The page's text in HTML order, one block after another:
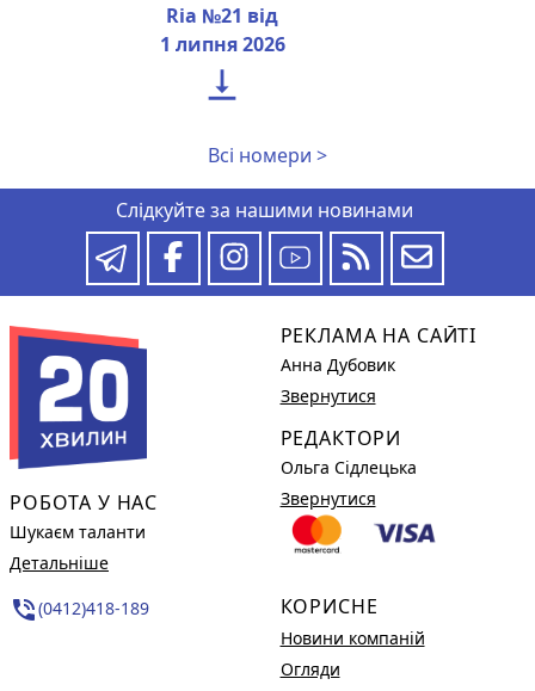
Ria №21 від
1 липня 2026

Всі номери >
Слідкуйте за нашими новинами
РОБОТА У НАС
Шукаєм таланти
Детальніше
phone_in_talk(0412)418-189
РЕКЛАМА НА САЙТІ
Анна Дубовик
Звернутися
РЕДАКТОРИ
Ольга Сідлецька
Звернутися
КОРИСНЕ
Новини компаній
Огляди